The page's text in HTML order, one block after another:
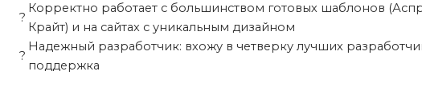
?
Корректно работает с большинством готовых шаблонов
Крайт) и на сайтах с уникальным дизайном
?
Надежный разработчик: вхожу в четверку лучших
поддержка